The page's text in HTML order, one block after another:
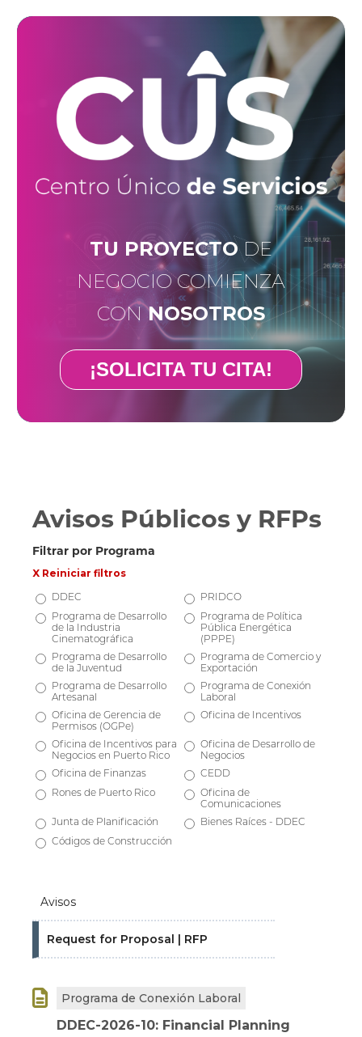
TU PROYECTODE
NEGOCIO COMIENZA
CONNOSOTROS
¡SOLICITA TU CITA!
Avisos Públicos y RFPs
Filtrar por Programa
X Reiniciar filtros
DDEC
PRIDCO
Programa de Desarrollo
de la Industria
Cinematográfica
Programa de Política
Pública Energética
(PPPE)
Programa de Desarrollo
de la Juventud
Programa de Comercio y
Exportación
Programa de Desarrollo
Artesanal
Programa de Conexión
Laboral
Oficina de Gerencia de
Permisos (OGPe)
Oficina de Incentivos
Oficina de Incentivos para
Negocios en Puerto Rico
Oficina de Desarrollo de
Negocios
Oficina de Finanzas
CEDD
Rones de Puerto Rico
Oficina de
Comunicaciones
Junta de Planificación
Bienes Raíces - DDEC
Códigos de Construcción
Avisos
Request for Proposal | RFP
 Programa de Conexión Laboral
DDEC-2026-10: Financial Planning